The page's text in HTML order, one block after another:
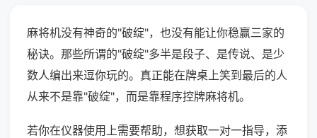
麻将机没有神奇的"破绽"，也没有能让你稳赢三家的
秘诀。那些所谓的"破绽"多半是段子、是传说、是少
数人编出来逗你玩的。真正能在牌桌上笑到最后的人
从来不是靠"破绽"，而是靠程序控牌麻将机。
若你在仪器使用上需要帮助，想获取一对一指导，添